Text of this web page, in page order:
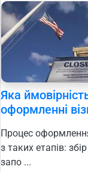
Яка
оформленні
Процес
з таких етапів:
запо ...